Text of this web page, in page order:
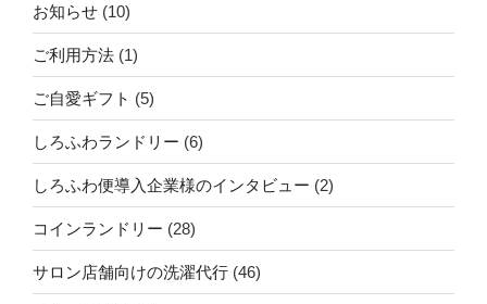
お知らせ (10)
ご利用方法 (1)
ご自愛ギフト (5)
しろふわランドリー (6)
しろふわ便導入企業様のインタビュー (2)
コインランドリー (28)
サロン店舗向けの洗濯代行 (46)